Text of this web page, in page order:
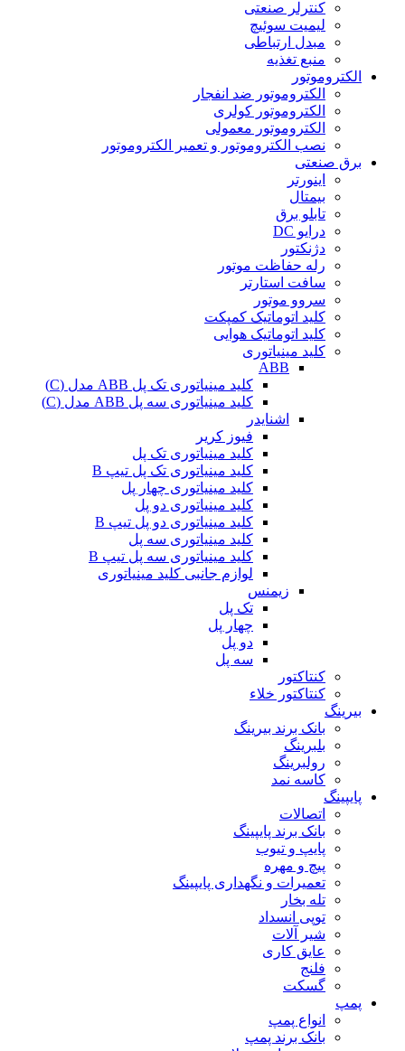
کنترلر صنعتی
لیمیت سوئیچ
مبدل ارتباطی
منبع تغذیه
الکتروموتور
الکتروموتور ضد انفجار
الکتروموتور کولری
الکتروموتور معمولی
نصب الکتروموتور و تعمیر الکتروموتور
برق صنعتی
اینورتر
بیمتال
تابلو برق
درایو DC
دژنکتور
رله حفاظت موتور
سافت استارتر
سروو موتور
کلید اتوماتیک کمپکت
کلید اتوماتیک هوایی
کلید مینیاتوری
ABB
کلید مینیاتوری تک پل ABB مدل (C)
کلید مینیاتوری سه پل ABB مدل (C)
اشنایدر
فیوز کریر
کلید مینیاتوری تک پل
کلید مینیاتوری تک پل تیپ B
کلید مینیاتوری چهار پل
کلید مینیاتوری دو پل
کلید مینیاتوری دو پل تیپ B
کلید مینیاتوری سه پل
کلید مینیاتوری سه پل تیپ B
لوازم جانبی کلید مینیاتوری
زیمنس
تک پل
چهار پل
دو پل
سه پل
کنتاکتور
کنتاکتور خلاء
بیرینگ
بانک برند بیرینگ
بلبرینگ
رولبرینگ
کاسه نمد
پایپینگ
اتصالات
بانک برند پایپینگ
پایپ و تیوب
پیچ و مهره
تعمیرات و نگهداری پایپینگ
تله بخار
توپی انسداد
شیر آلات
عایق کاری
فلنج
گسکت
پمپ
انواع پمپ
بانک برند پمپ